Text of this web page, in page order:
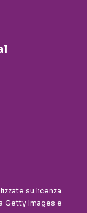
su licenza.
Getty Images e